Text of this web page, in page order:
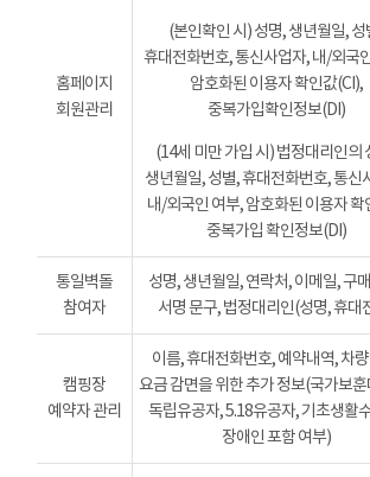
홈페이지
회원관리
(본인확인 시) 성명, 생년월일, 성
휴대전화번호, 통신사업자, 내/외국
암호화된 이용자 확인값(CI),
중복가입확인정보(DI)
(14세 미만 가입 시) 법정대리인의
생년월일, 성별, 휴대전화번호, 통신
내/외국인 여부, 암호화된 이용자 확
중복가입 확인정보(DI)
통일벽돌
참여자
성명, 생년월일, 연락처, 이메일, 구
서명 문구, 법정대리인(성명, 휴대
캠핑장
예약자 관리
이름, 휴대전화번호, 예약내역, 차
요금 감면을 위한 추가 정보(국가보
독립유공자, 5.18유공자, 기초생활
장애인 포함 여부)